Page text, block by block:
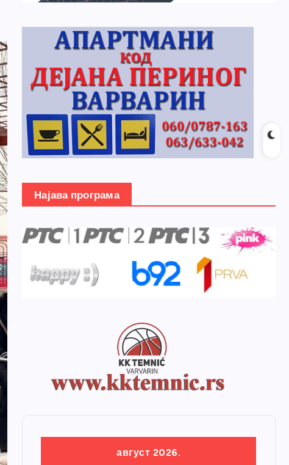
Најава програма
август 2026.